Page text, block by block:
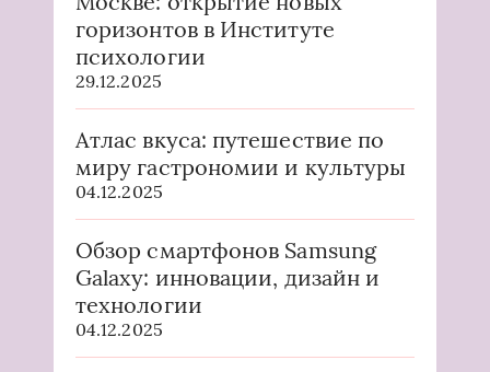
горизонтов в Институте
психологии
29.12.2025
Атлас вкуса: путешествие по
миру гастрономии и культуры
04.12.2025
Обзор смартфонов Samsung
Galaxy: инновации, дизайн и
технологии
04.12.2025